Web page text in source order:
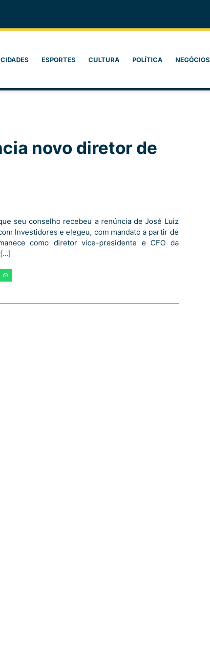
CIDADES ESPORTES CULTURA POLÍTICA NEGÓCIOS
novo diretor de
seu conselho recebeu a renúncia de José Luiz
Investidores e elegeu, com mandato a partir de
como diretor vice-presidente e CFO da
[…]